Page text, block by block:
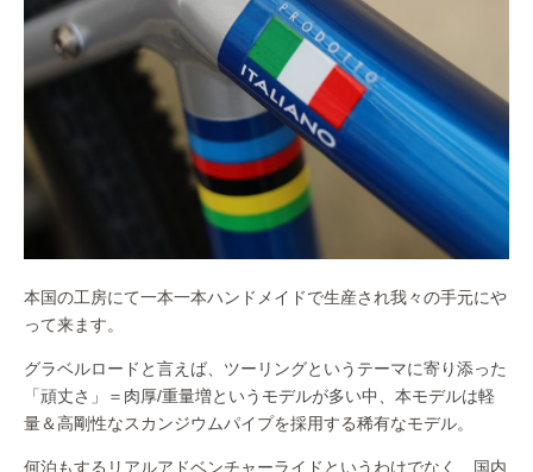
本国の工房にて一本一本ハンドメイドで生産され我々の手元にや
って来ます。
グラベルロードと言えば、ツーリングというテーマに寄り添った
「頑丈さ」＝肉厚/重量増というモデルが多い中、本モデルは軽
量＆高剛性なスカンジウムパイプを採用する稀有なモデル。
何泊もするリアルアドベンチャーライドというわけでなく、国内